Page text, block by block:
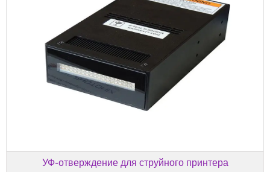
УФ-отверждение для струйного принтера